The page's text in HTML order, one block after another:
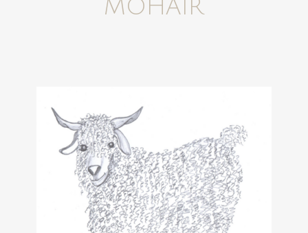
MOHAIR